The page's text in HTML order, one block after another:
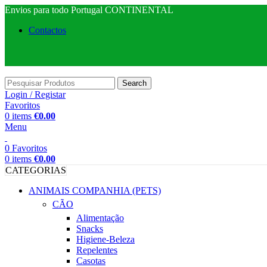
Envios para todo Portugal CONTINENTAL
Contactos
Search
Login / Registar
Favoritos
0 items €0.00
Menu
0 Favoritos
0 items €0.00
CATEGORIAS
ANIMAIS COMPANHIA (PETS)
CÃO
Alimentação
Snacks
Higiene-Beleza
Repelentes
Casotas